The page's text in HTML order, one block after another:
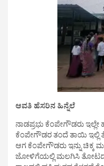
ಆವತಿ ಹೆಸರಿನ ಹಿನ್ನೆಲೆ
ನಾಡಪ್ರಭು ಕೆಂಪೇಗೌಡರು ಇಲ್ಲೇ
ಕೆಂಪೇಗೌಡರ ತಂದೆ ತಾಯಿ ಇಲ್ಲಿ
ಆಗ ಕೆಂಪೇಗೌಡರು ಇನ್ನು ಚಿಕ್ಕ
ಜೋಳಿಗೆಯಲ್ಲಿ ಮಲಗಿಸಿ